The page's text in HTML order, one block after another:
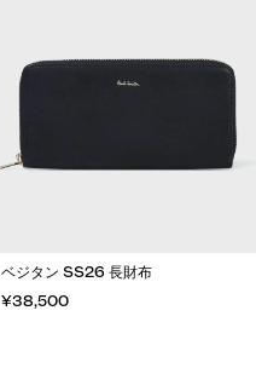
ベジタン SS26 長財布
¥38,500